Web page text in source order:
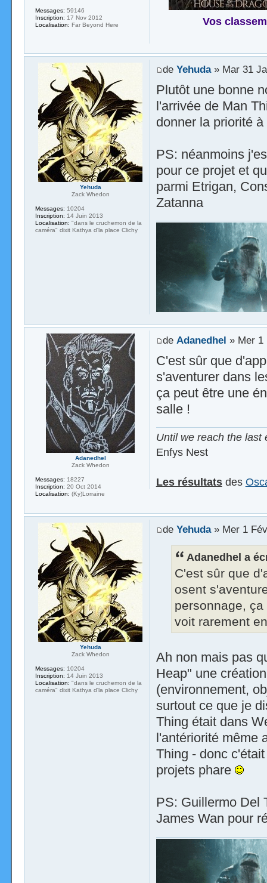
Vos
Messages: 59146
Inscription: 17 Nov 2012
Localisation: Far Beyond Here
de Yehuda» Mar 31
Plutôt une bonne
l'arrivée de Man
donner la priorité
PS: néanmoins
pour ce projet et
parmi Etrigan,
Zatanna
Yehuda
Zack Whedon
Messages: 10204
Inscription: 14 Juin 2013
Localisation: "dans le cruchemon de la
caméra" dixit Kathya d'la place Clichy
de Adanedhel » Mer 1
C'est sûr que
s'aventurer dans
ça peut être une
salle !
Until we reach the last
Enfys Nest
Les résultatsdes
Adanedhel
Zack Whedon
Messages: 18227
Inscription: 20 Oct 2014
Localisation: (Ky)Lorraine
de Yehuda» Mer 1
Adanedhel a
C'est sûr que
osent
personnage,
voit rarement
Ah non mais pas
Heap" une
(environnement,
surtout ce que je
Thing était dans
l'antériorité même
Thing - donc
projets phare
PS: Guillermo Del
James Wan pour
Yehuda
Zack Whedon
Messages: 10204
Inscription: 14 Juin 2013
Localisation: "dans le cruchemon de la
caméra" dixit Kathya d'la place Clichy